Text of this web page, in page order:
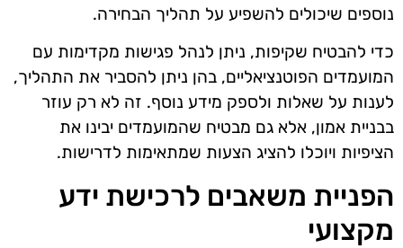
נוספים שיכולים להשפיע על תהליך הבחירה.
כדי להבטיח שקיפות, ניתן לנהל פגישות מקדימות עם
המועמדים הפוטנציאליים, בהן ניתן להסביר את התהליך,
לענות על שאלות ולספק מידע נוסף. זה לא רק עוזר
בבניית אמון, אלא גם מבטיח שהמועמדים יבינו את
הציפיות ויוכלו להציג הצעות שמתאימות לדרישות.
הפניית משאבים לרכישת ידע
מקצועי